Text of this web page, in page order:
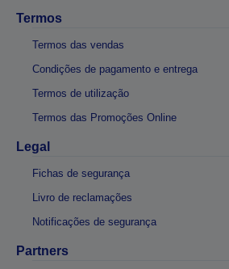
Termos
Termos das vendas
Condições de pagamento e entrega
Termos de utilização
Termos das Promoções Online
Legal
Fichas de segurança
Livro de reclamações
Notificações de segurança
Partners